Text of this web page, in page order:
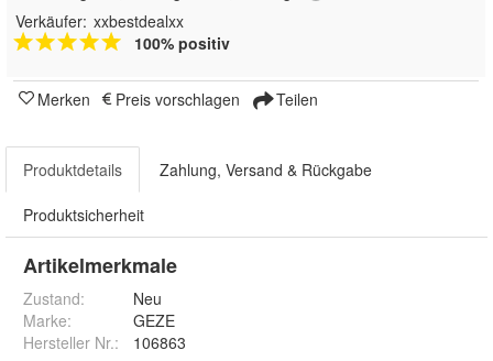
Verkäufer: xxbestdealxx
100% positiv
Merken Preis vorschlagen Teilen
Produktdetails Zahlung, Versand & Rückgabe
Produktsicherheit
Artikelmerkmale
Zustand:
Neu
Marke:
GEZE
Hersteller Nr.:
106863